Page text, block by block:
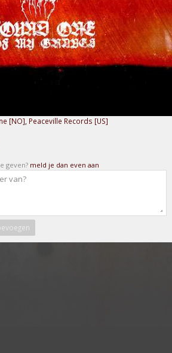
[NO] Peaceville Records [US]
geven? meld je dan even aan